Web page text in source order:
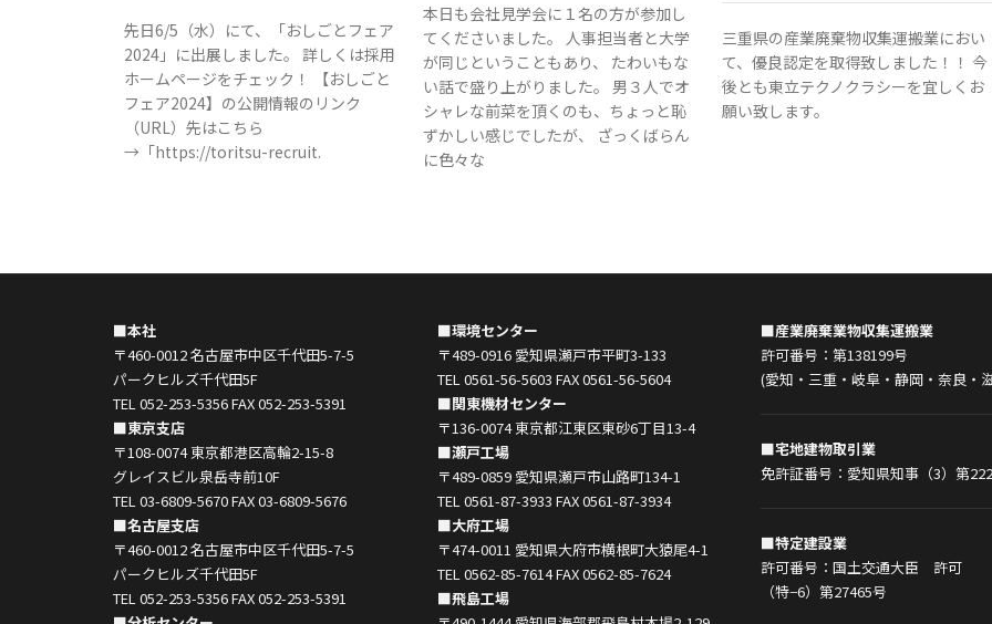
先日6/5（水）にて、「おしごとフェア
2024」に出展しました。 詳しくは採用
ホームページをチェック！ 【おしごと
フェア2024】の公開情報のリンク
（URL）先はこちら
→「https://toritsu-recruit.
本日も会社見学会に１名の方が参加し
てくださいました。 人事担当者と大学
が同じということもあり、 たわいもな
い話で盛り上がりました。 男３人でオ
シャレな前菜を頂くのも、ちょっと恥
ずかしい感じでしたが、 ざっくばらん
に色々な
三重県の産業廃棄物収集運搬業におい
て、優良認定を取得致しました！！ 今
後とも東立テクノクラシーを宜しくお
願い致します。
■本社
〒460-0012 名古屋市中区千代田5-7-5
パークヒルズ千代田5F
TEL 052-253-5356 FAX 052-253-5391
■東京支店
〒108-0074 東京都港区高輪2-15-8
グレイスビル泉岳寺前10F
TEL 03-6809-5670 FAX 03-6809-5676
■名古屋支店
〒460-0012 名古屋市中区千代田5-7-5
パークヒルズ千代田5F
TEL 052-253-5356 FAX 052-253-5391
■環境センター
〒489-0916 愛知県瀬戸市平町3-133
TEL 0561-56-5603 FAX 0561-56-5604
■関東機材センター
〒136-0074 東京都江東区東砂6丁目13-4
■瀬戸工場
〒489-0859 愛知県瀬戸市山路町134-1
TEL 0561-87-3933 FAX 0561-87-3934
■大府工場
〒474-0011 愛知県大府市横根町大猿尾4-1
TEL 0562-85-7614 FAX 0562-85-7624
■飛島工場
■産業廃棄業物収集運搬業
許可番号：第138199号
(愛知・三重・岐阜・静岡・奈良・
■宅地建物取引業
免許証番号：愛知県知事（3）第
■特定建設業
許可番号：国土交通大臣 許可
（特−6）第27465号